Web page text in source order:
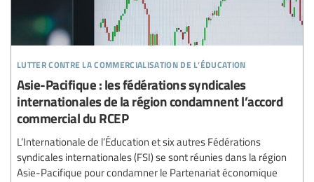
lutter contre la commercialisation de l’éducation
Asie-Pacifique : les fédérations syndicales
internationales de la région condamnent l’accord
commercial du RCEP
L’Internationale de l’Éducation et six autres Fédérations
syndicales internationales (FSI) se sont réunies dans la région
Asie-Pacifique pour condamner le Partenariat économique